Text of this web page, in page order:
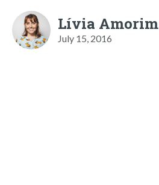
Lívia Amorim
July 15, 2016